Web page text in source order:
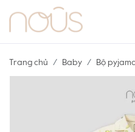
Trang chủ Baby Bộ